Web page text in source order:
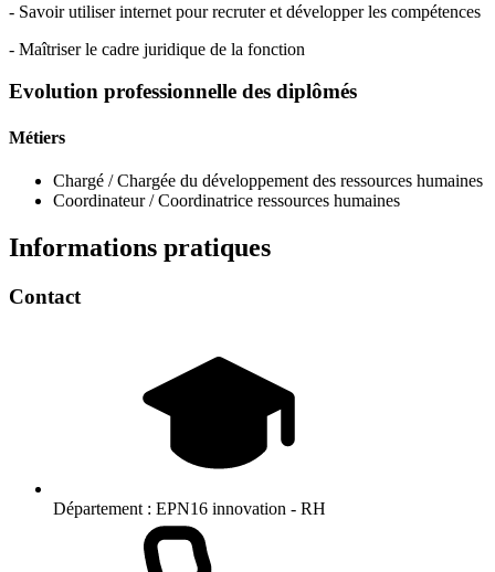
- Savoir utiliser internet pour recruter et développer les compétences
- Maîtriser le cadre juridique de la fonction
Evolution professionnelle des diplômés
Métiers
Chargé / Chargée du développement des ressources humaines
Coordinateur / Coordinatrice ressources humaines
Informations pratiques
Contact
Département : EPN16 innovation - RH